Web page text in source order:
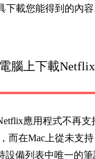
下載您能得到的內
腦上下載Netflix
應用程式不再支
而在Mac上從未支持
設備列表中唯一的筆